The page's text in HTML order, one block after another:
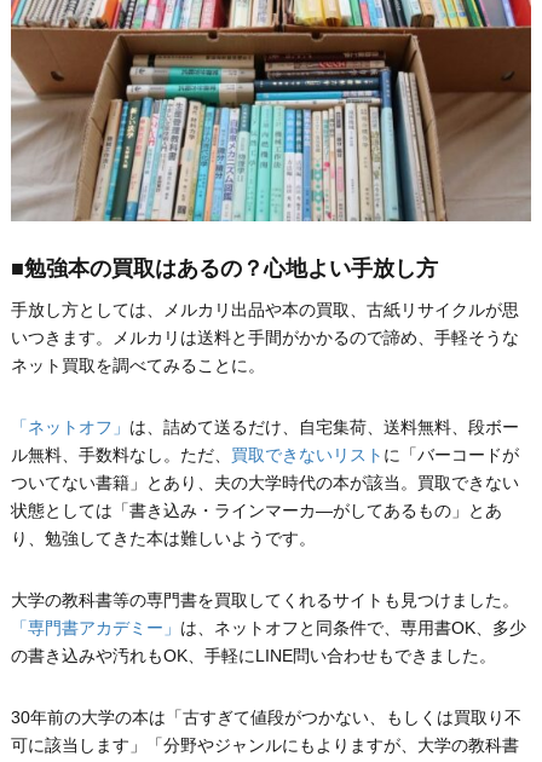
■勉強本の買取はあるの？心地よい手放し方
手放し方としては、メルカリ出品や本の買取、古紙リサイクルが思
いつきます。メルカリは送料と手間がかかるので諦め、手軽そうな
ネット買取を調べてみることに。
「ネットオフ」 は、詰めて送るだけ、自宅集荷、送料無料、段ボー
ル無料、手数料なし。ただ、 買取できないリスト に「バーコードが
ついてない書籍」とあり、夫の大学時代の本が該当。買取できない
状態としては「書き込み・ラインマーカ―がしてあるもの」とあ
り、勉強してきた本は難しいようです。
大学の教科書等の専門書を買取してくれるサイトも見つけました。
「専門書アカデミー」 は、ネットオフと同条件で、専用書OK、多少
の書き込みや汚れもOK、手軽にLINE問い合わせもできました。
30年前の大学の本は「古すぎて値段がつかない、もしくは買取り不
可に該当します」「分野やジャンルにもよりますが、大学の教科書